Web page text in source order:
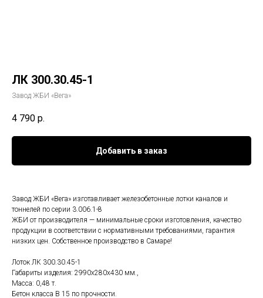
ЛК 300.30.45-1
Завод ЖБИ «Вега»
4 790 р.
Добавить в заказ
Завод ЖБИ «Вега» изготавливает железобетонные лотки каналов и
тоннелей по серии 3.006.1-8
ЖБИ от производителя — минимальные сроки изготовления, качество
продукции в соответствии с нормативными требованиями, гарантия
низких цен. Собственное производство в Самаре!
Лоток ЛК 300.30.45-1
Габариты изделия: 2990x280x430 мм.,
Масса: 0,48 т.
Бетон класса B 15 по прочности.